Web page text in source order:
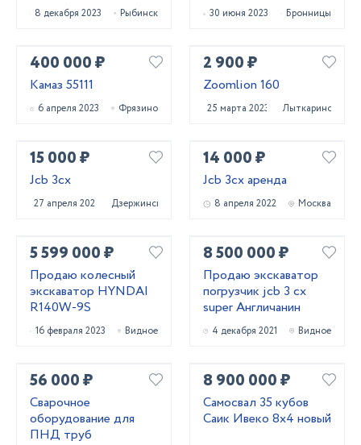
8 декабря 2023 Рыбинск 30 июня 2023 Бронницы
400 000 ₽
Камаз 55111
6 апреля 2023 Фрязино
2 900 ₽
Zoomlion 160
25 марта 2023 Лыткарино
15 000 ₽
Jcb 3cx
27 апреля 2022 Дзержинск
14 000 ₽
Jcb 3сх аренда
8 апреля 2022 Москва
5 599 000 ₽
Продаю колесный
экскаватор HYNDAI
R140W-9S
16 февраля 2023 Видное
8 500 000 ₽
Продаю экскаватор
погрузчик jcb 3 cx
super Англичанин
4 декабря 2021 Видное
56 000 ₽
Сварочное
оборудование для
ПНД труб
8 900 000 ₽
Самосвал 35 кубов
Саик Ивеко 8х4 новый